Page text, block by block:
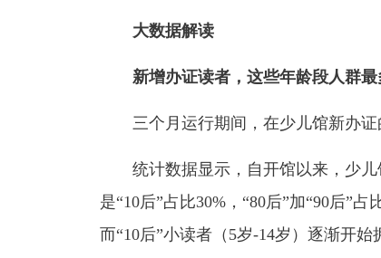
大数据解读
新增办证读者，这些年龄段人群最
三个月运行期间，在少儿馆新办证的
统计数据显示，自开馆以来，少儿
是“10后”占比30%，“80后”加“90后”
而“10后”小读者（5岁-14岁）逐渐开